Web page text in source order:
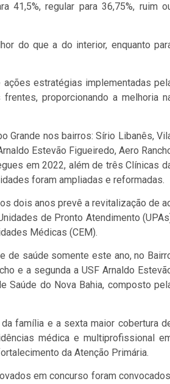
41,5%, regular para 36,75%, ruim
do que a do interior, enquanto
estratégias implementadas
proporcionando a melhoria
Grande nos bairros: Sírio Libanês,
Estevão Figueiredo, Aero
em 2022, além de três Clínicas
foram ampliadas e reformadas.
dois anos prevê a revitalização de
de Pronto Atendimento
Médicas (CEM).
de saúde somente este ano, no
e a segunda a USF Arnaldo
Saúde do Nova Bahia, composto
família e a sexta maior cobertura
médica e multiprofissional
da Atenção Primária.
em concurso foram